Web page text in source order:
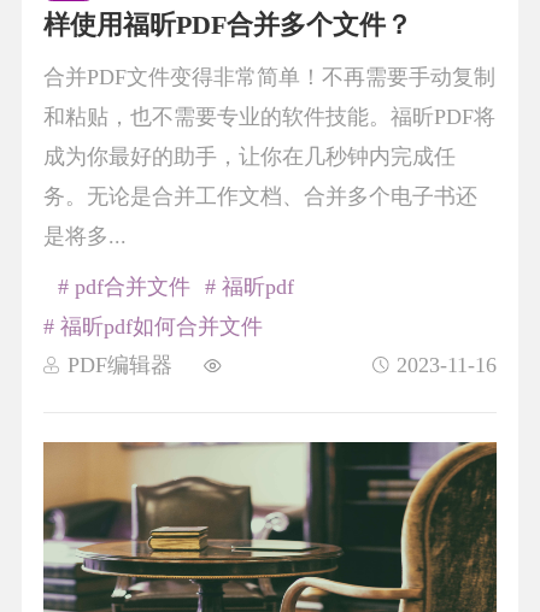
样使用福昕PDF合并多个文件？
合并PDF文件变得非常简单！不再需要手动复制
和粘贴，也不需要专业的软件技能。福昕PDF将
成为你最好的助手，让你在几秒钟内完成任
务。无论是合并工作文档、合并多个电子书还
是将多...
PDF编辑器 2023-11-16
# pdf合并文件
# 福昕pdf
# 福昕pdf如何合并文件